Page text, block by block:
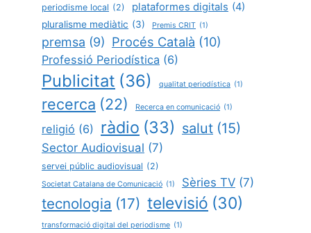
periodisme local (2) plataformes digitals (4)
pluralisme mediàtic (3) Premis CRIT (1)
premsa (9) Procés Català (10)
Professió Periodística (6)
Publicitat (36) qualitat periodística (1)
recerca (22) Recerca en comunicació (1)
religió (6) ràdio (33) salut (15)
Sector Audiovisual (7)
servei públic audiovisual (2)
Societat Catalana de Comunicació (1) Sèries TV (7)
tecnologia (17) televisió (30)
transformació digital del periodisme (1)